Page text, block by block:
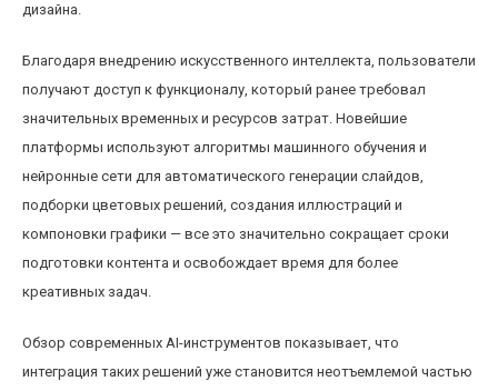
дизайна.
Благодаря внедрению искусственного интеллекта, пользователи
получают доступ к функционалу, который ранее требовал
значительных временных и ресурсов затрат. Новейшие
платформы используют алгоритмы машинного обучения и
нейронные сети для автоматического генерации слайдов,
подборки цветовых решений, создания иллюстраций и
компоновки графики — все это значительно сокращает сроки
подготовки контента и освобождает время для более
креативных задач.
Обзор современных AI-инструментов показывает, что
интеграция таких решений уже становится неотъемлемой частью